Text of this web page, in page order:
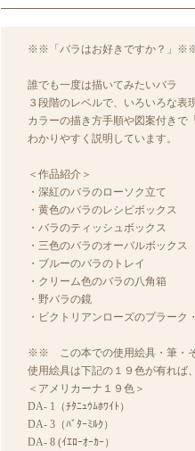
※※「バラはお好きですか？」
誰でも一度は描いてみたいバラ
３段階のレベルで、いろいろな表
カラーの描き方手順や図案付きで
わかりやすく説明しています。
＜作品紹介＞
・深紅のバラのローソク立て
・黄色のバラのレシピボックス
・バラのティッシュボックス
・三色のバラのオーバルボックス
・ブルーのバラのトレイ
・クリーム色のバラの八角箱
・野バラの鏡
・ビクトリアンローズのプラーク
※※ この本での使用絵具・筆・
使用絵具は下記の１９色が有れば
＜アメリカーナ１９色＞
DA- 1（ﾁﾀﾆｭｳﾑﾎﾜｲﾄ）
DA- 3（ﾊﾞﾀｰﾐﾙｸ）
DA- 8 (ｲｴﾛｰｵｰｶｰ）